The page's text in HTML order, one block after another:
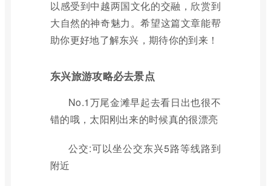
以感受到中越两国文化的交融，欣赏到
大自然的神奇魅力。希望这篇文章能帮
助你更好地了解东兴，期待你的到来！
东兴旅游攻略必去景点
No.1万尾金滩早起去看日出也很不
错的哦，太阳刚出来的时候真的很漂亮
公交:可以坐公交东兴5路等线路到
附近